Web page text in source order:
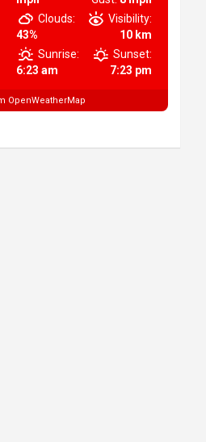
Clouds:
43%
Visibility:
10 km
Sunrise:
6:23 am
Sunset:
7:23 pm
OpenWeatherMap